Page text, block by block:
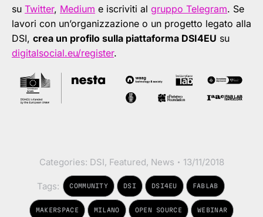
su Twitter, Medium e iscriviti al gruppo Telegram. Se
lavori con un’organizzazione o un progetto legato alla
DSI, crea un profilo sulla piattaforma DSI4EU su
digitalsocial.eu/register.
Categories: DSI, Featured, News 13/11/2018
Tags: COMMUNITY DSI DSI4EU FABLAB
MAKERSPACE MILANO OPEN SOURCE WEBINAR